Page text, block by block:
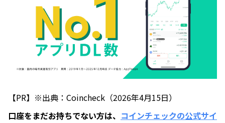
【PR】※出典：Coincheck（2026年4月15日）
口座をまだお持ちでない方は、 コインチェックの公式サイ